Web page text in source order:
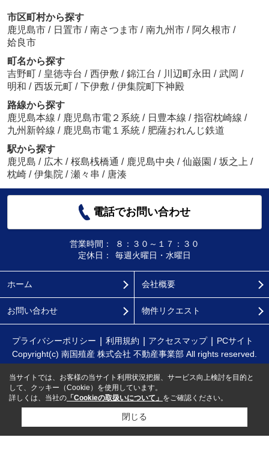
市区町村から探す
鹿児島市 / 日置市 / 南さつま市 / 南九州市 / 阿久根市 /
姶良市
町名から探す
吉野町 / 皇徳寺台 / 西伊敷 / 錦江台 / 川辺町永田 / 武岡 /
明和 / 西坂元町 / 下伊敷 / 伊集院町下神殿
路線から探す
鹿児島本線 / 鹿児島市電２系統 / 日豊本線 / 指宿枕崎線 /
九州新幹線 / 鹿児島市電１系統 / 肥薩おれんじ鉄道
駅から探す
鹿児島 / 広木 / 桜島桟橋通 / 鹿児島中央 / 仙巌園 / 坂之上 /
枕崎 / 伊集院 / 瀬々串 / 唐湊
電話でお問い合わせ
営業時間：
８：３０～１７：３０
定休日：
毎週火曜日・水曜日
ホーム 会社概要
お問い合わせ 物件リクエスト
プライバシーポリシー 利用規約 アクセスマップ
PCサイト
Copyright(c) 南国殖産 株式会社 不動産事業部 All rights reserved.
当サイトでは、お客様の当サイト利用状況把握、サービス向上検討を目的と
して、クッキー（Cookie）を使用しています。
詳しくは、当社の 「Cookieの取扱いについて」 をご確認ください。
閉じる